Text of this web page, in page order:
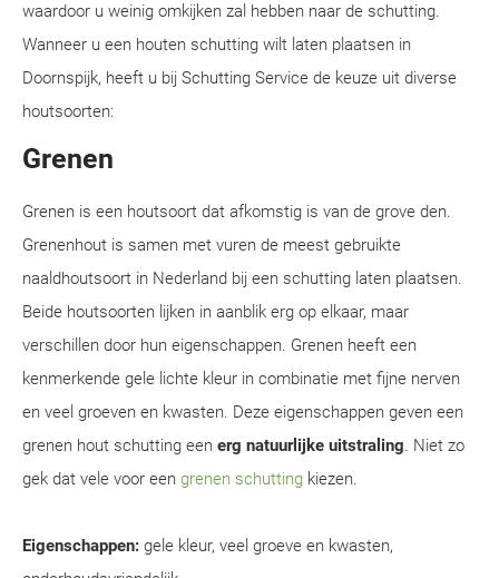
waardoor u weinig omkijken zal hebben naar de schutting.
Wanneer u een houten schutting wilt laten plaatsen in
Doornspijk, heeft u bij Schutting Service de keuze uit diverse
houtsoorten:
Grenen
Grenen is een houtsoort dat afkomstig is van de grove den.
Grenenhout is samen met vuren de meest gebruikte
naaldhoutsoort in Nederland bij een schutting laten plaatsen.
Beide houtsoorten lijken in aanblik erg op elkaar, maar
verschillen door hun eigenschappen. Grenen heeft een
kenmerkende gele lichte kleur in combinatie met fijne nerven
en veel groeven en kwasten. Deze eigenschappen geven een
grenen hout schutting een erg natuurlijke uitstraling. Niet zo
gek dat vele voor een grenen schutting kiezen.
Eigenschappen: gele kleur, veel groeve en kwasten,